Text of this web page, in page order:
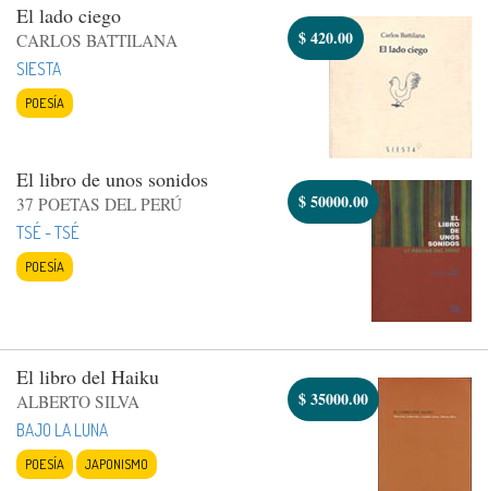
El lado ciego
CARLOS BATTILANA
SIESTA
POESÍA
$420.00
El libro de unos sonidos
37 POETAS DEL PERÚ
TSÉ - TSÉ
POESÍA
$50000.00
El libro del Haiku
ALBERTO SILVA
BAJO LA LUNA
POESÍA JAPONISMO
$35000.00